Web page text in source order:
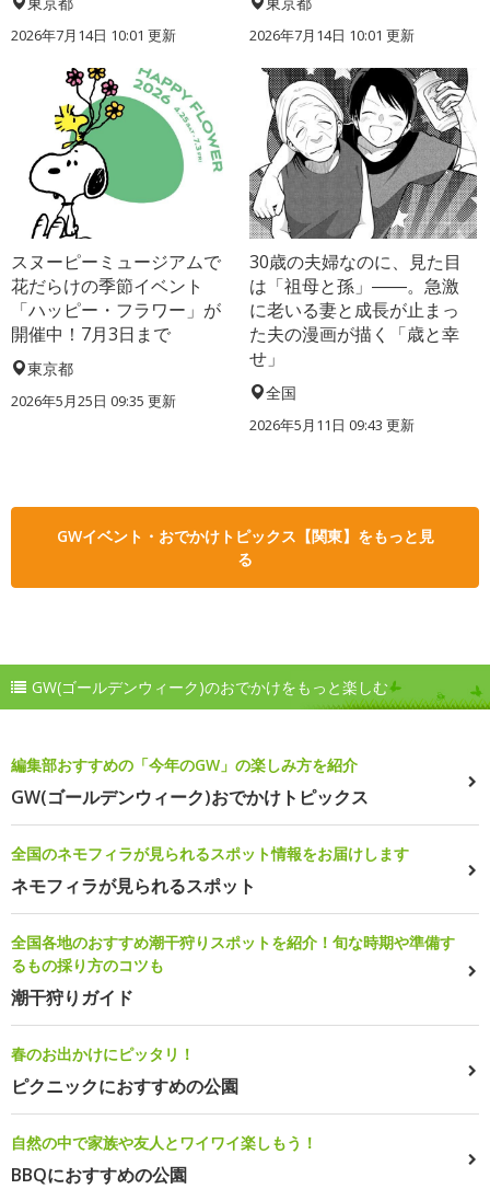
2026年7月14日 10:01 更新 2026年7月14日 10:01 更新
スヌーピーミュージアムで
花だらけの季節イベント
「ハッピー・フラワー」が
開催中！7月3日まで
東京都
2026年5月25日 09:35 更新
30歳の夫婦なのに、見た目
は「祖母と孫」――。急激
に老いる妻と成長が止まっ
た夫の漫画が描く「歳と幸
せ」
全国
2026年5月11日 09:43 更新
GWイベント・おでかけトピックス【関東】をもっと見
る
GW(ゴールデンウィーク)のおでかけをもっと楽しむ
編集部おすすめの「今年のGW」の楽しみ方を紹介
GW(ゴールデンウィーク)おでかけトピックス
全国のネモフィラが見られるスポット情報をお届けします
ネモフィラが見られるスポット
全国各地のおすすめ潮干狩りスポットを紹介！旬な時期や準備す
るもの採り方のコツも
潮干狩りガイド
春のお出かけにピッタリ！
ピクニックにおすすめの公園
自然の中で家族や友人とワイワイ楽しもう！
BBQにおすすめの公園